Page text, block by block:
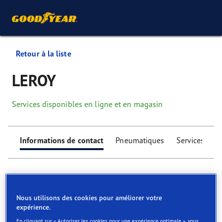
Retour à la liste
LEROY
Services disponibles en ligne et en magasin
Informations de contact Pneumatiques Services
Find your tyres
Nous utilisons des cookies pour améliorer votre
expérience.